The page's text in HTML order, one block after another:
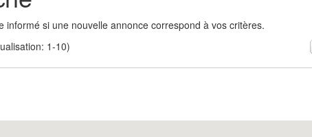
informé si une nouvelle annonce correspond à vos critères.
1-10)